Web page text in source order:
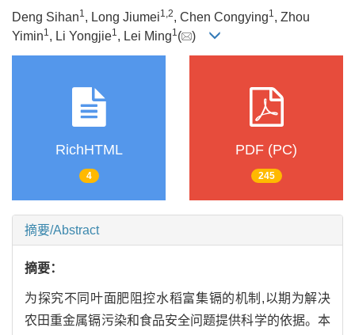
Deng Sihan1 , Long Jiumei1 2, Chen Congying1 , Zhou
Yimin1 , Li Yongjie1 , Lei Ming1 ( )
RichHTML
4
PDF (PC)
245
摘要/Abstract
摘要：
为探究不同叶面肥阻控水稻富集镉的机制,以期为解决
农田重金属镉污染和食品安全问题提供科学的依据。本